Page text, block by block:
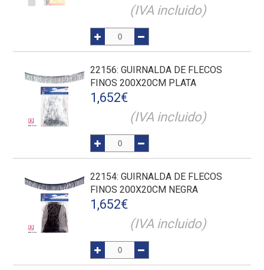
(IVA incluido)
22156: GUIRNALDA DE FLECOS
FINOS 200X20CM PLATA
1,652€
(IVA incluido)
22154: GUIRNALDA DE FLECOS
FINOS 200X20CM NEGRA
1,652€
(IVA incluido)